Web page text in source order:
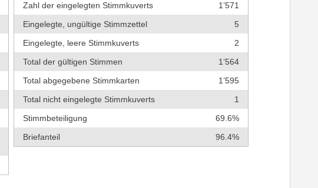
Zahl der eingelegten Stimmkuverts
1’571
Eingelegte, ungültige Stimmzettel
5
Eingelegte, leere Stimmkuverts
2
Total der gültigen Stimmen
1’564
Total abgegebene Stimmkarten
1’595
Total nicht eingelegte Stimmkuverts
1
Stimmbeteiligung
69.6%
Briefanteil
96.4%